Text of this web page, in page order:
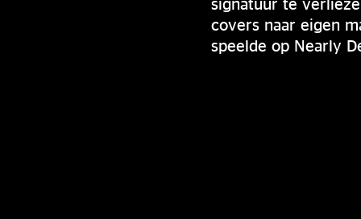
covers naar eigen
speelde op Nearly